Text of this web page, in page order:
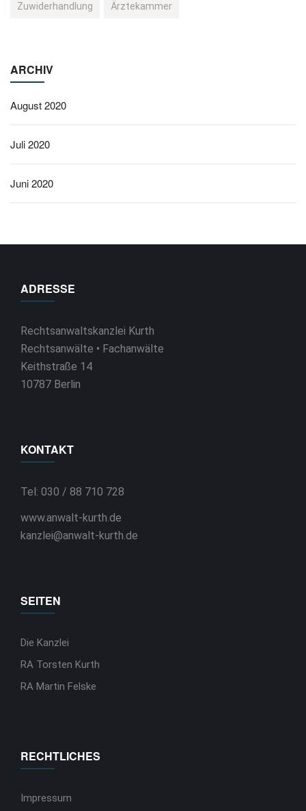
Zuwiderhandlung Ärztekammer
ARCHIV
August 2020
Juli 2020
Juni 2020
ADRESSE
Rechtsanwaltskanzlei Kurth
Rechtsanwälte • Fachanwälte
Keithstraße 14
10787 Berlin
KONTAKT
Tel: 030 / 88 710 728
www.anwalt-kurth.de
kanzlei@anwalt-kurth.de
SEITEN
Die Kanzlei
RA Torsten Kurth
RA Martin Felske
RECHTLICHES
Impressum